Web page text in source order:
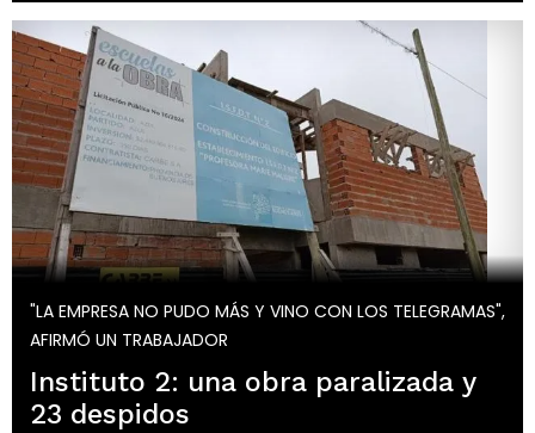
"LA EMPRESA NO PUDO MÁS Y VINO CON LOS TELEGRAMAS",
AFIRMÓ UN TRABAJADOR
Instituto 2: una obra paralizada y
23 despidos